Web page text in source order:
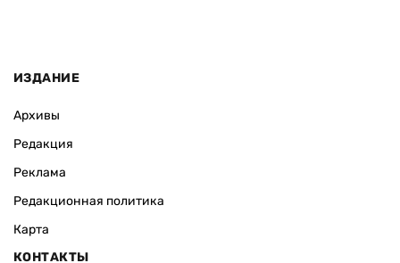
ИЗДАНИЕ
Архивы
Редакция
Реклама
Редакционная политика
Карта
КОНТАКТЫ